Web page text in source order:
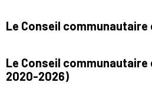
Le Conseil communautaire
Le Conseil communautaire
2020-2026)